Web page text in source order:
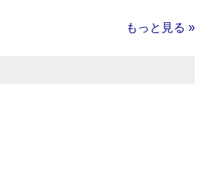
もっと見る »